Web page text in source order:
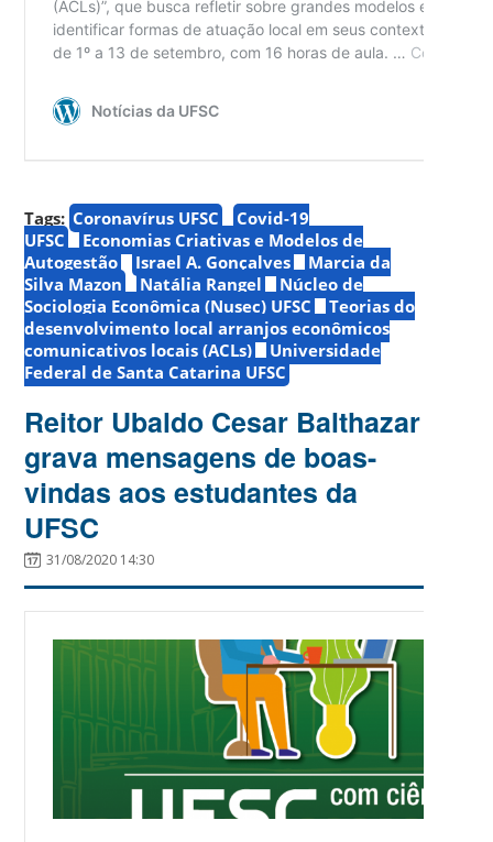
Tags: Coronavírus UFSC
Covid-19
UFSC
Economias Criativas e Modelos de
Autogestão
Israel A. Gonçalves
Marcia da
Silva Mazon
Natália Rangel
Núcleo de
Sociologia Econômica (Nusec) UFSC
Teorias do
desenvolvimento local arranjos econômicos
comunicativos locais (ACLs)
Universidade
Federal de Santa Catarina UFSC
Reitor Ubaldo Cesar Balthazar
grava mensagens de boas-
vindas aos estudantes da
UFSC
31/08/2020 14:30